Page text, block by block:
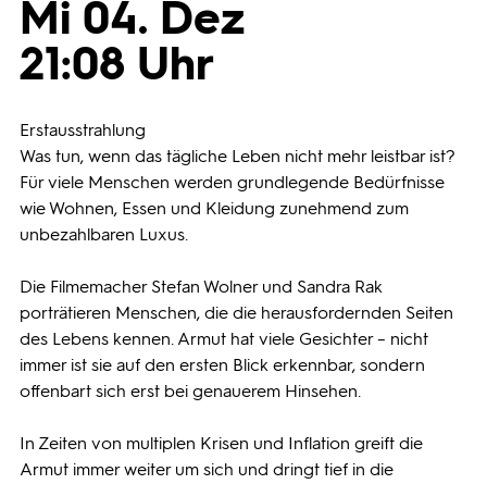
Programmwochen
Mi 04. Dez
21:08 Uhr
Erstausstrahlung
Was tun, wenn das tägliche Leben nicht mehr leistbar ist?
Für viele Menschen werden grundlegende Bedürfnisse
wie Wohnen, Essen und Kleidung zunehmend zum
unbezahlbaren Luxus.
Die Filmemacher Stefan Wolner und Sandra Rak
porträtieren Menschen, die die herausfordernden Seiten
des Lebens kennen. Armut hat viele Gesichter – nicht
immer ist sie auf den ersten Blick erkennbar, sondern
offenbart sich erst bei genauerem Hinsehen.
In Zeiten von multiplen Krisen und Inflation greift die
Armut immer weiter um sich und dringt tief in die